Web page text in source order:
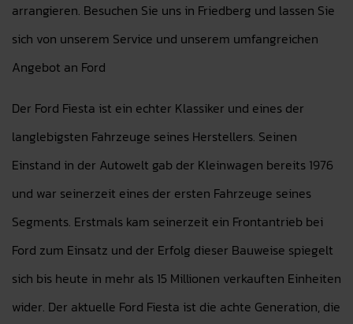
arrangieren. Besuchen Sie uns in Friedberg und lassen Sie
sich von unserem Service und unserem umfangreichen
Angebot an Ford
Der Ford Fiesta ist ein echter Klassiker und eines der
langlebigsten Fahrzeuge seines Herstellers. Seinen
Einstand in der Autowelt gab der Kleinwagen bereits 1976
und war seinerzeit eines der ersten Fahrzeuge seines
Segments. Erstmals kam seinerzeit ein Frontantrieb bei
Ford zum Einsatz und der Erfolg dieser Bauweise spiegelt
sich bis heute in mehr als 15 Millionen verkauften Einheiten
wider. Der aktuelle Ford Fiesta ist die achte Generation, die